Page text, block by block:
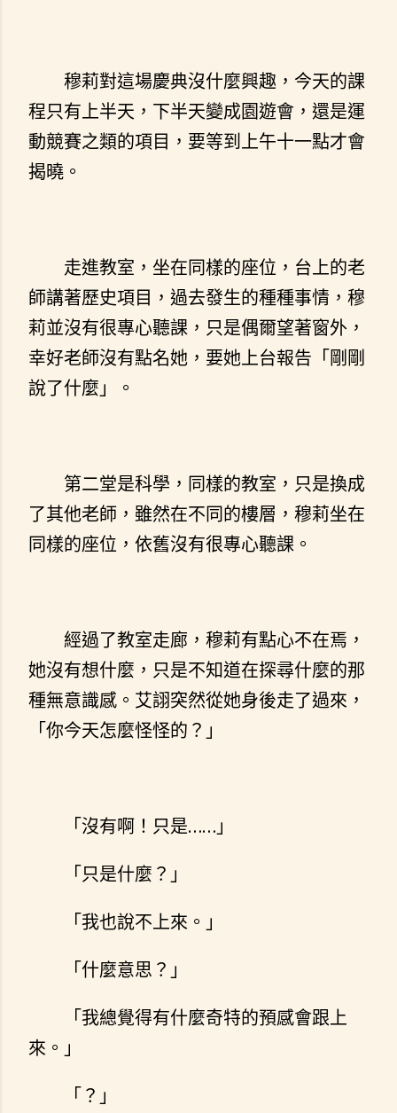
穆莉對這場慶典沒什麼興趣，今天的課
程只有上半天，下半天變成園遊會，還是運
動競賽之類的項目，要等到上午十一點才會
揭曉。
走進教室，坐在同樣的座位，台上的老
師講著歷史項目，過去發生的種種事情，穆
莉並沒有很專心聽課，只是偶爾望著窗外，
幸好老師沒有點名她，要她上台報告「剛剛
說了什麼」。
第二堂是科學，同樣的教室，只是換成
了其他老師，雖然在不同的樓層，穆莉坐在
同樣的座位，依舊沒有很專心聽課。
經過了教室走廊，穆莉有點心不在焉，
她沒有想什麼，只是不知道在探尋什麼的那
種無意識感。艾詡突然從她身後走了過來，
「你今天怎麼怪怪的？」
「沒有啊！只是……」
「只是什麼？」
「我也說不上來。」
「什麼意思？」
「我總覺得有什麼奇特的預感會跟上
來。」
「？」